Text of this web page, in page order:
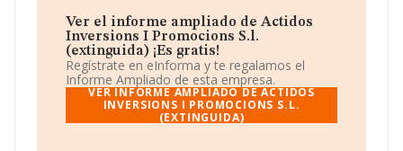
'%cnae%', código 6812. La compañía no tiene actividad
en mercados exteriores.
La sociedadActidos Inversions I Promocions S.L.
(extinguida) , con número de identificación fiscal
B67045518, tiene su domicilio social establecido en
Ronda Francesc Camprodon núm. 13 Despatxos 2 3,
(08500), Vic, en Barcelona, Cataluña.
Ver el informe ampliado de Actidos
Inversions I Promocions S.l.
(extinguida) ¡Es gratis!
Regístrate en eInforma y te regalamos el
Informe Ampliado de esta empresa.
VER INFORME AMPLIADO DE ACTIDOS
INVERSIONS I PROMOCIONS S.L.
(EXTINGUIDA)